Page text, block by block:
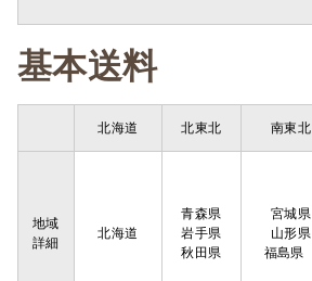
基本送料
北海道 北東北 南東北
地域
詳細
北海道
青森県
岩手県
秋田県
宮城県
山形県
福島県